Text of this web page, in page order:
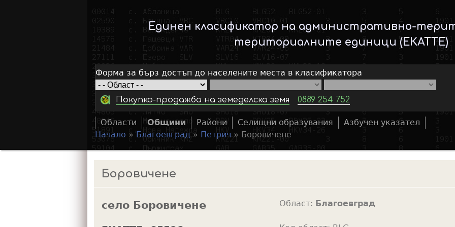
Skip
to
main
Единен класификатор на административно-
териториалните единици (ЕКАТТЕ)
Форма за бърз достъп до населените места в класификатора
Покупко-продажба на земеделска земя 0889 254 752
a
c
Области Общини Райони Селищни образувания Азбучен указател
o
Начало »Благоевград » Петрич » Боровичене
Боровичене
село Боровичене Област: Благоевград